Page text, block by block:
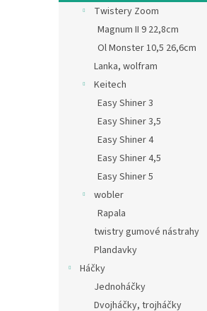
n
Twistery Zoom
Magnum II 9 22,8cm
Ol Monster 10,5 26,6cm
Lanka, wolfram
Keitech
Easy Shiner 3
Easy Shiner 3,5
Easy Shiner 4
Easy Shiner 4,5
Easy Shiner 5
wobler
Rapala
twistry gumové nástrahy
Plandavky
Háčky
Jednoháčky
Dvojháčky, trojháčky